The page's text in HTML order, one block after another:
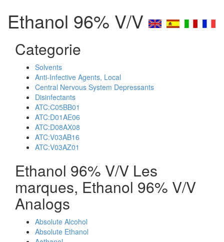
Ethanol 96% V/V
Categorie
Solvents
Anti-Infective Agents, Local
Central Nervous System Depressants
Disinfectants
ATC:C05BB01
ATC:D01AE06
ATC:D08AX08
ATC:V03AB16
ATC:V03AZ01
Ethanol 96% V/V Les
marques, Ethanol 96% V/V
Analogs
Absolute Alcohol
Absolute Ethanol